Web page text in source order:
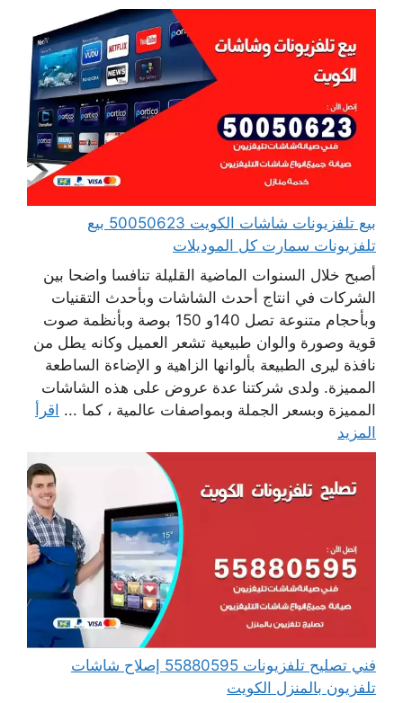
بيع تلفزيونات شاشات الكويت 50050623 بيع
تلفزيونات سمارت كل الموديلات
أصبح خلال السنوات الماضية القليلة تنافسا واضحا بين
الشركات في انتاج أحدث الشاشات وبأحدث التقنيات
وبأحجام متنوعة تصل 140و 150 بوصة وبأنظمة صوت
قوية وصورة والوان طبيعية تشعر العميل وكانه يطل من
نافذة ليرى الطبيعة بألوانها الزاهية و الإضاءة الساطعة
المميزة. ولدى شركتنا عدة عروض على هذه الشاشات
المميزة وبسعر الجملة وبمواصفات عالمية ، كما ... اقرأ
المزيد
فني تصليح تلفزيونات 55880595 إصلاح شاشات
تلفزيون بالمنزل الكويت